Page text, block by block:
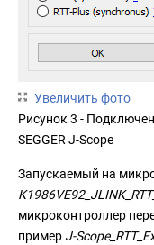
Увеличить фото
Рисунок 3 -
SEGGER J-Scope
Запускаемый на
микроконтроллер
пример J-